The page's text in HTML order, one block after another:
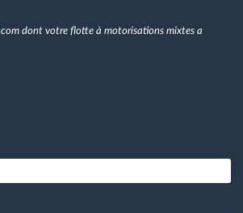
dont votre flotte à motorisations mixtes a